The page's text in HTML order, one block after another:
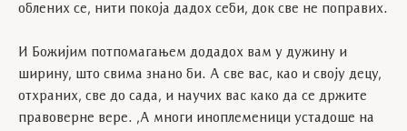
облених се, нити покоја дадох себи, док све не поправих.
И Божијим потпомагањем додадох вам у дужину и
ширину, што свима знано би. А све вас, као и своју децу,
отхраних, све до сада, и научих вас како да се држите
правоверне вере. ,А многи иноплеменици устадоше на